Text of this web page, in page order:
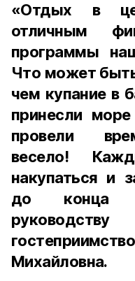
«Отдых в
отличным
программы
Что может
чем купание в
принесли
провели
весело!
накупаться и
до конца
Михайловна.